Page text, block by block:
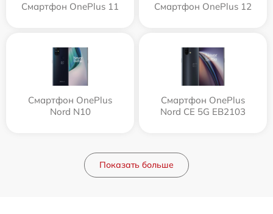
Смартфон OnePlus 11 Смартфон OnePlus 12
Смартфон OnePlus
Nord N10
Смартфон OnePlus
Nord CE 5G EB2103
Показать больше